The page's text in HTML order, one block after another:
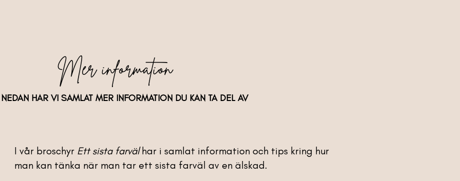
Mer information
HAR VI SAMLAT MER INFORMATION DU KAN TA DEL AV
I vår broschyr Ett sista farvälhar i samlat information och tips kring hur
man kan tänka när man tar ett sista farväl av en älskad.